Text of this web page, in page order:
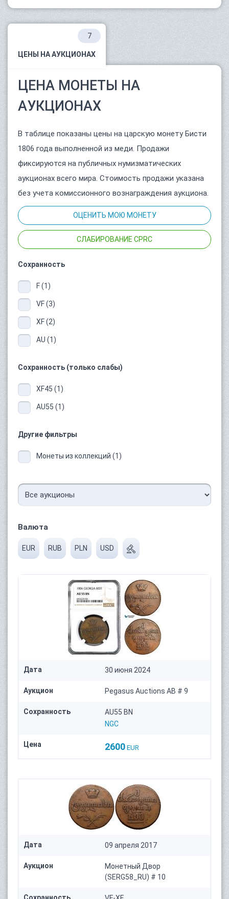
ЦЕНЫ НА АУКЦИОНАХ
7
ЦЕНА МОНЕТЫ НА
АУКЦИОНАХ
В таблице показаны цены на царскую монету Бисти
1806 года выполненной из меди. Продажи
фиксируются на публичных нумизматических
аукционах всего мира. Стоимость продажи указана
без учета комиссионного вознаграждения аукциона.
ОЦЕНИТЬ МОЮ МОНЕТУ
СЛАБИРОВАНИЕ CPRC
Сохранность
F (1)
VF (3)
XF (2)
AU (1)
Сохранность (только слабы)
XF45 (1)
AU55 (1)
Другие фильтры
Монеты из коллекций (1)
Валюта
EUR RUB PLN USD
Дата 30 июня 2024
Аукцион Pegasus Auctions AB # 9
Сохранность
AU55 BN
NGC
Цена 2600 EUR
Дата 09 апреля 2017
Аукцион
Монетный Двор
(SERG58_RU) # 10